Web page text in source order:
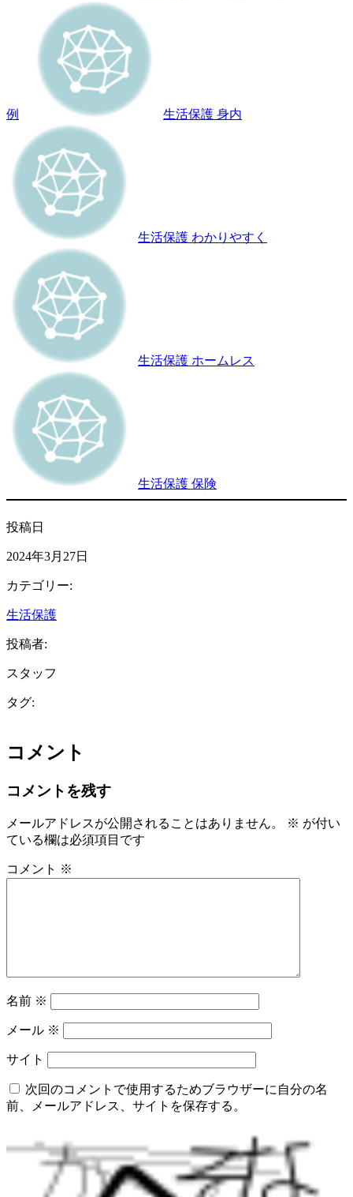
例 生活保護 身内
生活保護 わかりやすく
生活保護 ホームレス
生活保護 保険
投稿日
2024年3月27日
カテゴリー:
生活保護
投稿者:
スタッフ
タグ:
コメント
コメントを残す
メールアドレスが公開されることはありません。 ※ が付い
ている欄は必須項目です
コメント ※
名前 ※
メール ※
サイト
次回のコメントで使用するためブラウザーに自分の名
前、メールアドレス、サイトを保存する。